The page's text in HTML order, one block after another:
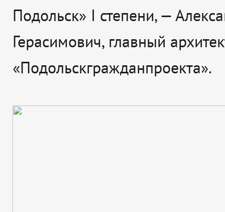
Подольск» I степени, —
Герасимович, главный
«Подольскгражданпроекта».